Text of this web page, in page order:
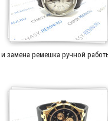
замена ремешка ручной